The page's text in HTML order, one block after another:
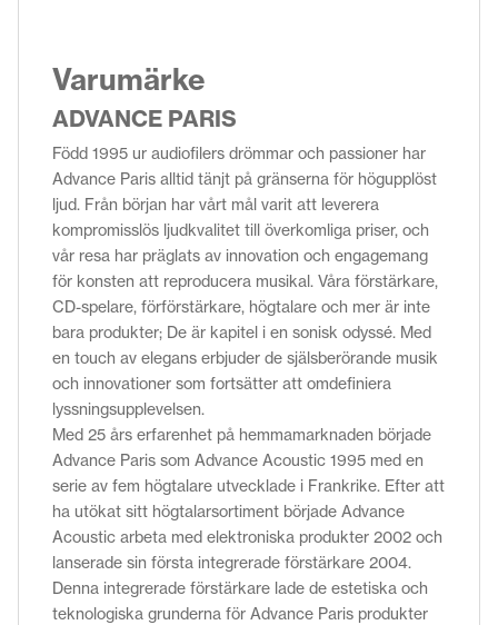
Varumärke
ADVANCE PARIS
Född 1995 ur audiofilers drömmar och passioner har
Advance Paris alltid tänjt på gränserna för högupplöst
ljud. Från början har vårt mål varit att leverera
kompromisslös ljudkvalitet till överkomliga priser, och
vår resa har präglats av innovation och engagemang
för konsten att reproducera musikal. Våra förstärkare,
CD-spelare, förförstärkare, högtalare och mer är inte
bara produkter; De är kapitel i en sonisk odyssé. Med
en touch av elegans erbjuder de själsberörande musik
och innovationer som fortsätter att omdefiniera
lyssningsupplevelsen.
Med 25 års erfarenhet på hemmamarknaden började
Advance Paris som Advance Acoustic 1995 med en
serie av fem högtalare utvecklade i Frankrike. Efter att
ha utökat sitt högtalarsortiment började Advance
Acoustic arbeta med elektroniska produkter 2002 och
lanserade sin första integrerade förstärkare 2004.
Denna integrerade förstärkare lade de estetiska och
teknologiska grunderna för Advance Paris produkter